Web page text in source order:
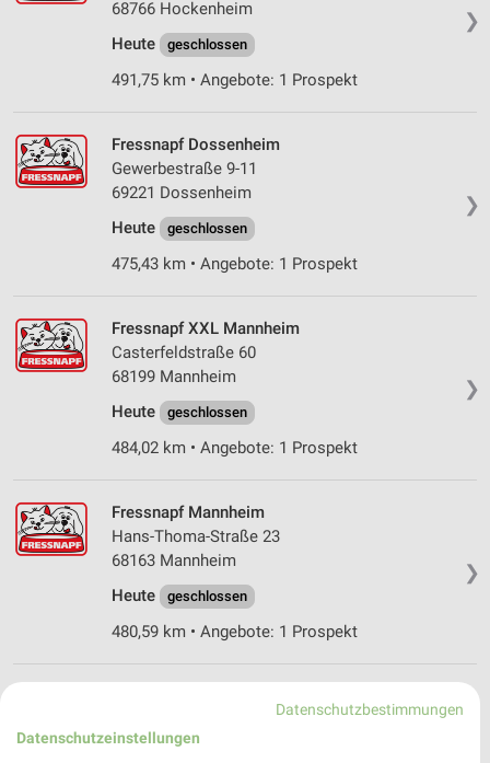
❯
68766 Hockenheim
Heute
geschlossen
491,75 km • Angebote: 1 Prospekt
❯
Fressnapf Dossenheim
Gewerbestraße 9-11
69221 Dossenheim
Heute
geschlossen
475,43 km • Angebote: 1 Prospekt
❯
Fressnapf XXL Mannheim
Casterfeldstraße 60
68199 Mannheim
Heute
geschlossen
484,02 km • Angebote: 1 Prospekt
❯
Fressnapf Mannheim
Hans-Thoma-Straße 23
68163 Mannheim
Heute
geschlossen
480,59 km • Angebote: 1 Prospekt
67346 Speyer
Datenschutzbestimmungen
Datenschutzeinstellungen